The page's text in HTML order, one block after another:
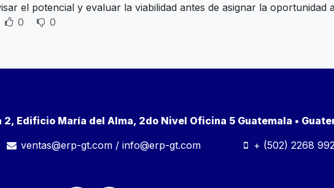
el potencial y evaluar la viabilidad antes de asignar la oportunidad
0 0
Edificio María del Alma, 2do Nivel Oficina 5 Guatemala •
ventas@erp-gt.com /info@erp-gt.com + (502) 2268